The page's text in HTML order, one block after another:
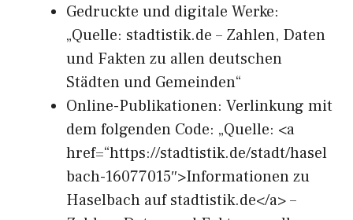
Gedruckte und digitale Werke:
„Quelle: stadtistik.de – Zahlen, Daten
und Fakten zu allen deutschen
Städten und Gemeinden“
Online-Publikationen: Verlinkung mit
dem folgenden Code: „Quelle: <a
href=“https://stadtistik.de/stadt/hasel
bach-16077015″>Informationen zu
Haselbach auf stadtistik.de</a> –